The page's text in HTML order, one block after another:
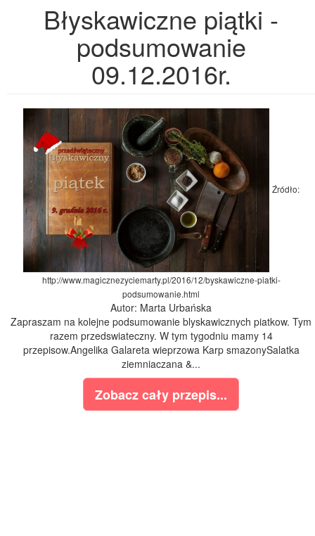
Błyskawiczne piątki -
podsumowanie
09.12.2016r.
Źródło:
http://www.magicznezyciemarty.pl/2016/12/byskawiczne-piatki-
podsumowanie.html
Autor: Marta Urbańska
Zapraszam na kolejne podsumowanie blyskawicznych piatkow. Tym
razem przedswiateczny. W tym tygodniu mamy 14
przepisow.Angelika Galareta wieprzowa Karp smazonySalatka
ziemniaczana &...
Zobacz cały przepis...